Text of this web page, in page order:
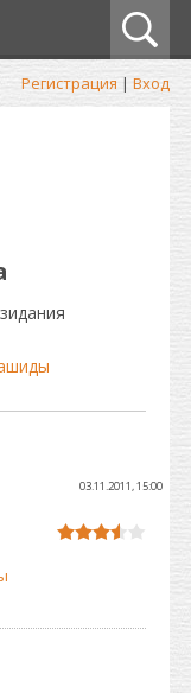
Регистрация | Вход
03.11.2011, 15:00